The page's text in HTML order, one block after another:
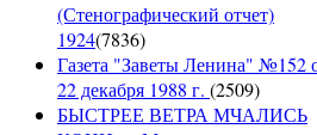
(Стенографический отчет)
1924(7836)
Газета "Заветы Ленина" №152
22 декабря 1988 г. (2509)
БЫСТРЕЕ ВЕТРА МЧАЛИСЬ